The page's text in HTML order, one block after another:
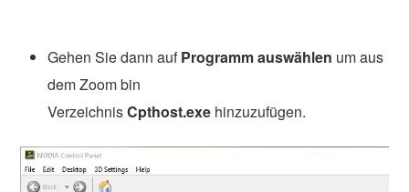
Gehen Sie dann aufProgramm auswählen um aus
dem Zoom bin
VerzeichnisCpthost.exe hinzuzufügen.